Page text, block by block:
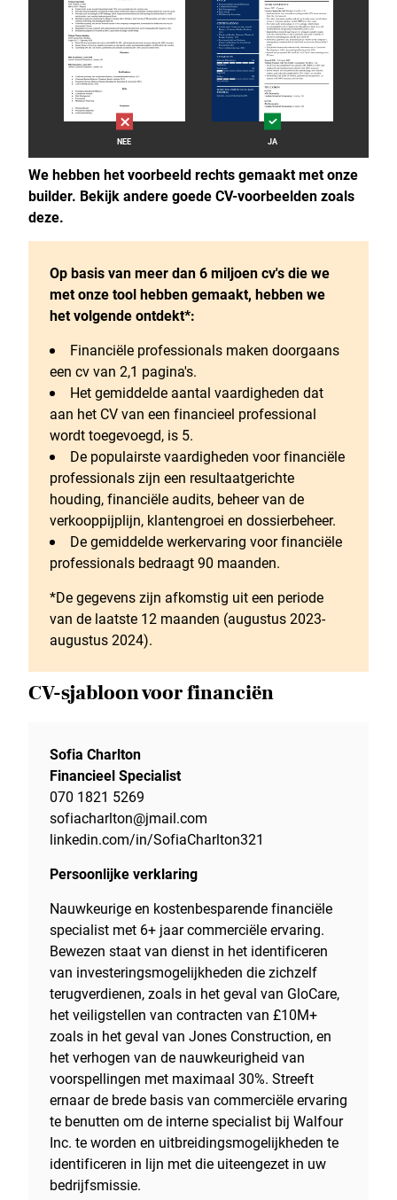
NEE JA
We hebben het voorbeeld rechts gemaakt met onze
builder. Bekijk andere goede CV-voorbeelden zoals
deze.
Op basis van meer dan 6 miljoen cv's die we
met onze tool hebben gemaakt, hebben we
het volgende ontdekt*:
Financiële professionals maken doorgaans
een cv van 2,1 pagina's.
Het gemiddelde aantal vaardigheden dat
aan het CV van een financieel professional
wordt toegevoegd, is 5.
De populairste vaardigheden voor financiële
professionals zijn een resultaatgerichte
houding, financiële audits, beheer van de
verkooppijplijn, klantengroei en dossierbeheer.
De gemiddelde werkervaring voor financiële
professionals bedraagt 90 maanden.
*De gegevens zijn afkomstig uit een periode
van de laatste 12 maanden (augustus 2023-
augustus 2024).
CV-sjabloon voor financiën
Sofia Charlton
Financieel Specialist
070 1821 5269
sofiacharlton@jmail.com
linkedin.com/in/SofiaCharlton321
Persoonlijke verklaring
Nauwkeurige en kostenbesparende financiële
specialist met 6+ jaar commerciële ervaring.
Bewezen staat van dienst in het identificeren
van investeringsmogelijkheden die zichzelf
terugverdienen, zoals in het geval van GloCare,
het veiligstellen van contracten van £10M+
zoals in het geval van Jones Construction, en
het verhogen van de nauwkeurigheid van
voorspellingen met maximaal 30%. Streeft
ernaar de brede basis van commerciële ervaring
te benutten om de interne specialist bij Walfour
Inc. te worden en uitbreidingsmogelijkheden te
identificeren in lijn met die uiteengezet in uw
bedrijfsmissie.